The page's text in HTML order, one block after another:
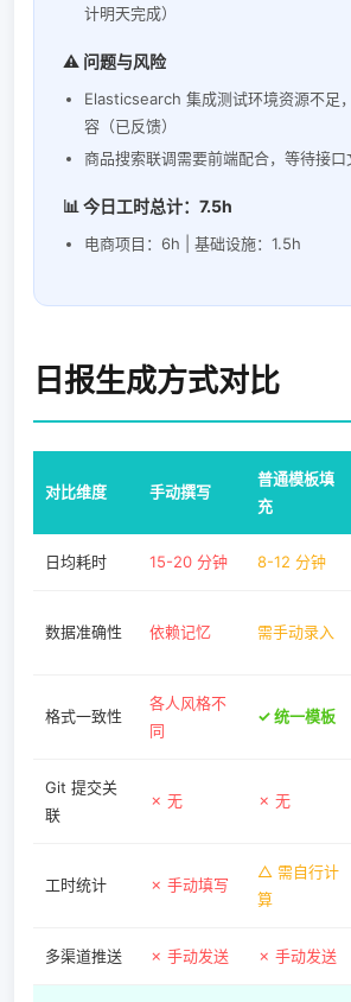
计明天完成）
⚠️ 问题与风险
Elasticsearch 集成测试环境资源不足
容（已反馈）
商品搜索联调需要前端配合，等待接口
📊 今日工时总计：7.5h
电商项目：6h | 基础设施：1.5h
日报生成方式对比
对比维度 手动撰写
普通模板填
充
日均耗时 15-20 分钟 8-12 分钟
数据准确性 依赖记忆 需手动录入
格式一致性
各人风格不
同
✓ 统一模板
Git 提交关
联
✗ 无 ✗ 无
工时统计 ✗ 手动填写
△ 需自行计
算
多渠道推送 ✗ 手动发送 ✗ 手动发送